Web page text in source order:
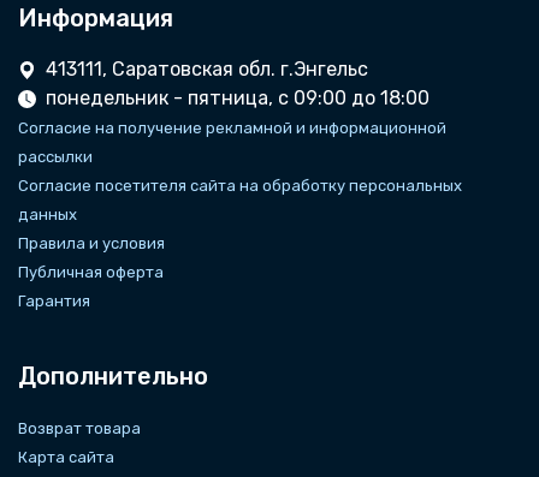
Информация
413111, Саратовская обл. г.Энгельс
понедельник - пятница, с 09:00 до 18:00
Согласие на получение рекламной и информационной
рассылки
Согласие посетителя сайта на обработку персональных
данных
Правила и условия
Публичная оферта
Гарантия
Дополнительно
Возврат товара
Карта сайта